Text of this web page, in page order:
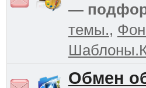
—
темы.,
Обмен